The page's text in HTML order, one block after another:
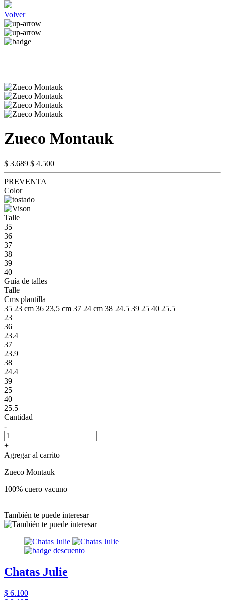
Volver
Zueco Montauk
$ 3.689 $ 4.500
PREVENTA
Color
Talle
35
36
37
38
39
40
Guía de talles
Talle
Cms plantilla
35 23 cm 36 23,5 cm 37 24 cm 38 24.5 39 25 40 25.5
23
36
23.4
37
23.9
38
24.4
39
25
40
25.5
Cantidad
-
+
Agregar al carrito
Zueco Montauk
100% cuero vacuno
También te puede interesar
Chatas Julie
$ 6.100